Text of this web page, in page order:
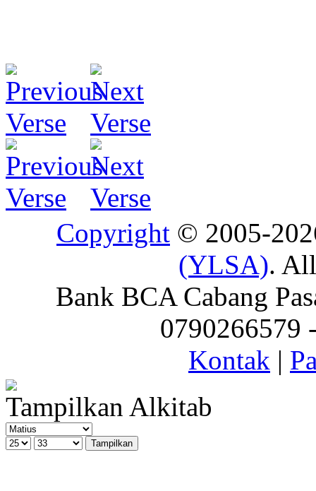
Copyright © 2005-
(YLSA).
Bank BCA Cabang
0790266579
Kontak |
Tampilkan Alkitab